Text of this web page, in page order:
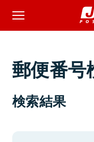
郵便番号
検索結果